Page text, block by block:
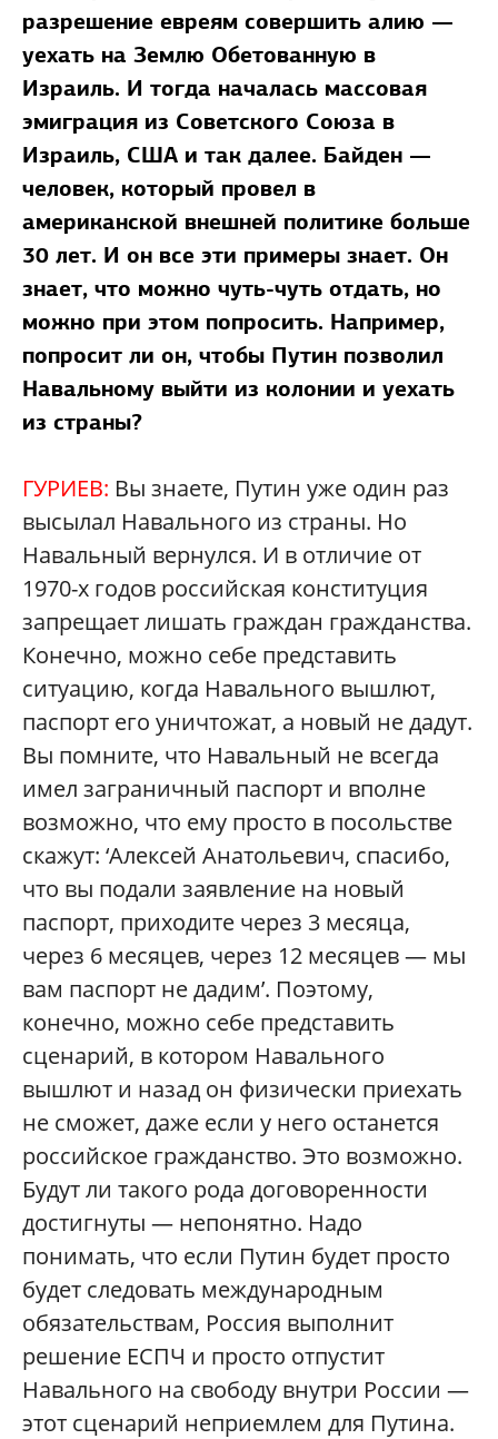
разрешение евреям совершить алию —
уехать на Землю Обетованную в
Израиль. И тогда началась массовая
эмиграция из Советского Союза в
Израиль, США и так далее. Байден —
человек, который провел в
американской внешней политике больше
30 лет. И он все эти примеры знает. Он
знает, что можно чуть-чуть отдать, но
можно при этом попросить. Например,
попросит ли он, чтобы Путин позволил
Навальному выйти из колонии и уехать
из страны?
ГУРИЕВ: Вы знаете, Путин уже один раз
высылал Навального из страны. Но
Навальный вернулся. И в отличие от
1970-х годов российская конституция
запрещает лишать граждан гражданства.
Конечно, можно себе представить
ситуацию, когда Навального вышлют,
паспорт его уничтожат, а новый не дадут.
Вы помните, что Навальный не всегда
имел заграничный паспорт и вполне
возможно, что ему просто в посольстве
скажут: ‘Алексей Анатольевич, спасибо,
что вы подали заявление на новый
паспорт, приходите через 3 месяца,
через 6 месяцев, через 12 месяцев — мы
вам паспорт не дадим’. Поэтому,
конечно, можно себе представить
сценарий, в котором Навального
вышлют и назад он физически приехать
не сможет, даже если у него останется
российское гражданство. Это возможно.
Будут ли такого рода договоренности
достигнуты — непонятно. Надо
понимать, что если Путин будет просто
будет следовать международным
обязательствам, Россия выполнит
решение ЕСПЧ и просто отпустит
Навального на свободу внутри России —
этот сценарий неприемлем для Путина.